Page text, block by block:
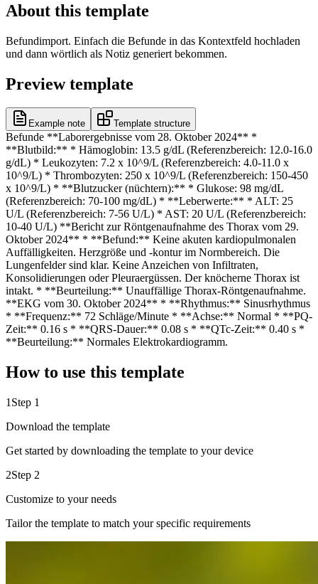
About this template
Befundimport. Einfach die Befunde in das Kontextfeld hochladen
und dann wörtlich als Notiz generiert bekommen.
Preview template
Example note Template structure
Befunde **Laborergebnisse vom 28. Oktober 2024** *
**Blutbild:** * Hämoglobin: 13.5 g/dL (Referenzbereich: 12.0-16.0
g/dL) * Leukozyten: 7.2 x 10^9/L (Referenzbereich: 4.0-11.0 x
10^9/L) * Thrombozyten: 250 x 10^9/L (Referenzbereich: 150-450
x 10^9/L) * **Blutzucker (nüchtern):** * Glukose: 98 mg/dL
(Referenzbereich: 70-100 mg/dL) * **Leberwerte:** * ALT: 25
U/L (Referenzbereich: 7-56 U/L) * AST: 20 U/L (Referenzbereich:
10-40 U/L) **Bericht zur Röntgenaufnahme des Thorax vom 29.
Oktober 2024** * **Befund:** Keine akuten kardiopulmonalen
Auffälligkeiten. Herzgröße und -kontur im Normbereich. Die
Lungenfelder sind klar. Keine Anzeichen von Infiltraten,
Konsolidierungen oder Pleuraergüssen. Der knöcherne Thorax ist
intakt. * **Beurteilung:** Unauffällige Thorax-Röntgenaufnahme.
**EKG vom 30. Oktober 2024** * **Rhythmus:** Sinusrhythmus
* **Frequenz:** 72 Schläge/Minute * **Achse:** Normal * **PQ-
Zeit:** 0.16 s * **QRS-Dauer:** 0.08 s * **QTc-Zeit:** 0.40 s *
**Beurteilung:** Normales Elektrokardiogramm.
How to use this template
1 Step 1
Download the template
Get started by downloading the template to your device
2Step 2
Customize to your needs
Tailor the template to match your specific requirements